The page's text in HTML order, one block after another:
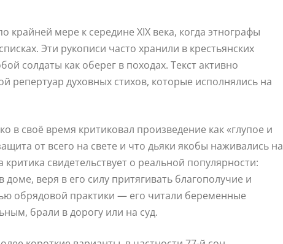
мере к середине XIX века, когда этнографы
Эти рукописи часто хранили в крестьянских
солдаты как оберег в походах. Текст активно
репертуар духовных стихов, которые исполнялись на
в своё время критиковал произведение как «глупое и
от всего на свете и что дьяки якобы наживались на
свидетельствует о реальной популярности:
веря в его силу притягивать благополучие и
обрядовой практики — его читали беременные
брали в дорогу или на суд.